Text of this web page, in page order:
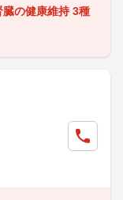
の健康維持 3種